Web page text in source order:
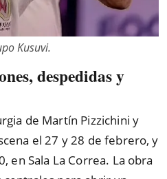
Kusuvi.
despedidas y
de Martín Pizzichini y
el 27 y 28 de febrero, y
en Sala La Correa. La obra